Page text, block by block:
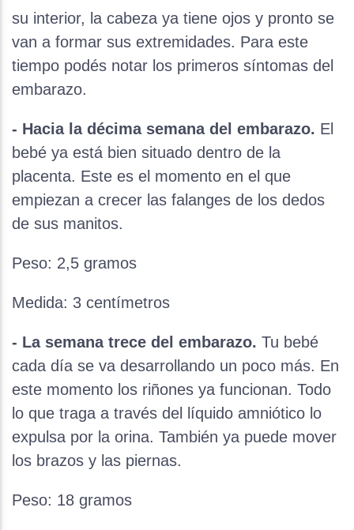
su interior, la cabeza ya tiene ojos y pronto se
van a formar sus extremidades. Para este
tiempo podés notar los primeros síntomas del
embarazo.
- Hacia la décima semana del embarazo. El
bebé ya está bien situado dentro de la
placenta. Este es el momento en el que
empiezan a crecer las falanges de los dedos
de sus manitos.
Peso: 2,5 gramos
Medida: 3 centímetros
- La semana trece del embarazo. Tu bebé
cada día se va desarrollando un poco más. En
este momento los riñones ya funcionan. Todo
lo que traga a través del líquido amniótico lo
expulsa por la orina. También ya puede mover
los brazos y las piernas.
Peso: 18 gramos